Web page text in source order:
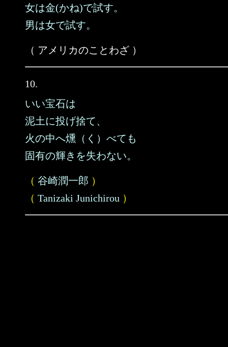
女は金(かね)で試す。
男は女で試す。
（ アメリカのことわざ ）
10.
いい宝石は
泥土に投げ捨て、
火の中へ燻（く）べても
固有の輝きを失わない。
（ 谷崎潤一郎 ）
（ Tanizaki Junichirou ）